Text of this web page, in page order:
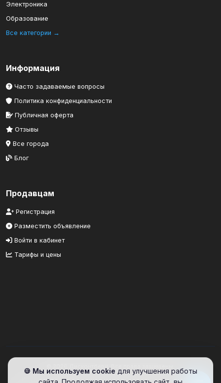
Электроника
Образование
Все категории →
Информация
Часто задаваемые вопросы
Политика конфиденциальности
Публичная оферта
Отзывы
Все города
Блог
Продавцам
Регистрация
Разместить объявление
Войти в кабинет
Тарифы и цены
© 2026 Дисконтбери. Все права защищены.
Информационный портал. Сайт предоставляет площадку для
🍪 Мы используем cookie для улучшения работы